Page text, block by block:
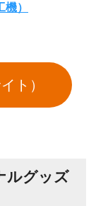
）
ト）
ルグッズ